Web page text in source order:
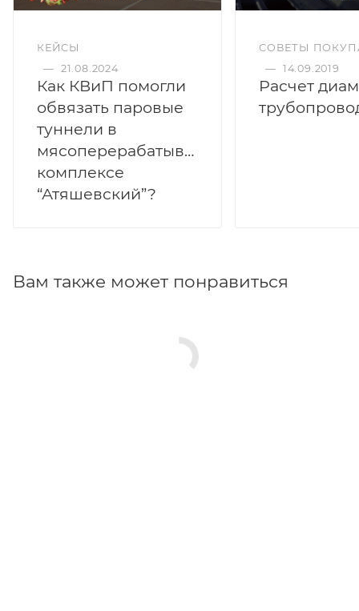
КЕЙСЫ
— 21.08.2024
Как КВиП помогли
обвязать паровые
туннели в
мясоперерабатывающем
комплексе
“Атяшевский”?
СОВЕТЫ
— 14.09.2019
Расчет
Вам также может понравиться